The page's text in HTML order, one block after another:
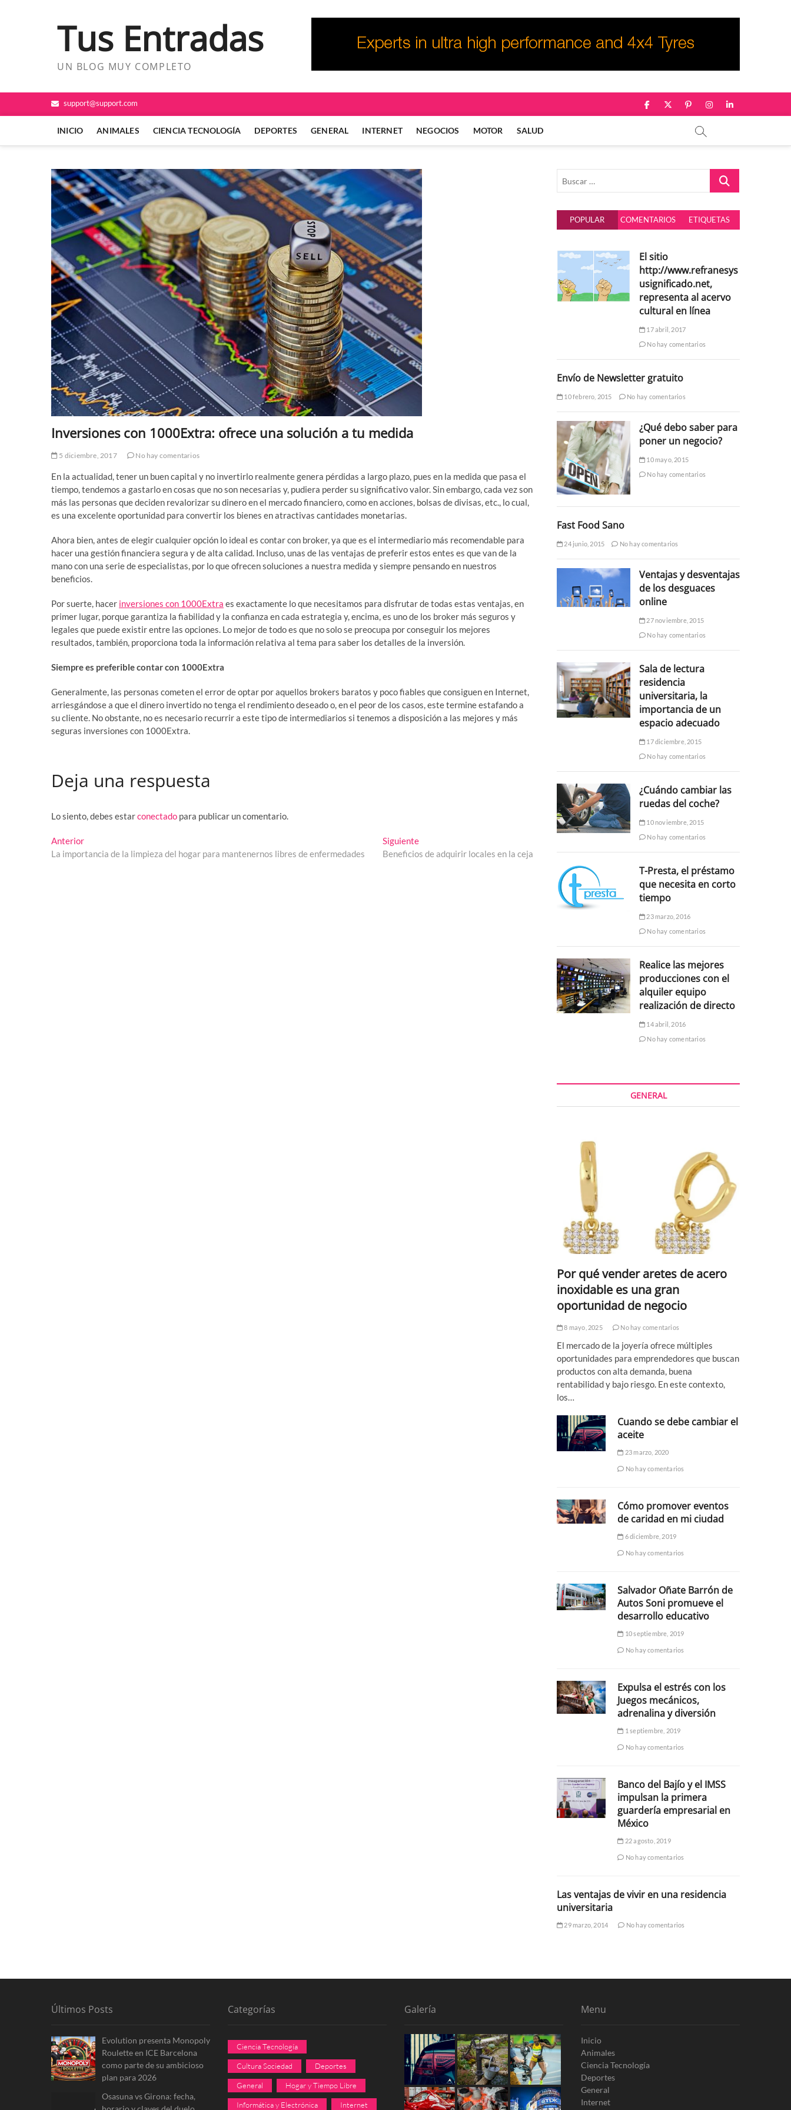
Tus Entradas
UN BLOG MUY COMPLETO
support@support.com facebook
twitter
pinterest
instagram
linkedin
INICIO ANIMALES CIENCIA TECNOLOGÍA DEPORTES GENERAL INTERNET NEGOCIOS MOTOR SALUD
Inversiones con 1000Extra: ofrece una solución a tu medida
5 diciembre, 2017 No hay comentarios
En la actualidad, tener un buen capital y no invertirlo realmente genera pérdidas a largo plazo, pues en la medida que pasa el
tiempo, tendemos a gastarlo en cosas que no son necesarias y, pudiera perder su significativo valor. Sin embargo, cada vez son
más las personas que deciden revalorizar su dinero en el mercado financiero, como en acciones, bolsas de divisas, etc., lo cual,
es una excelente oportunidad para convertir los bienes en atractivas cantidades monetarias.
Ahora bien, antes de elegir cualquier opción lo ideal es contar con broker, ya que es el intermediario más recomendable para
hacer una gestión financiera segura y de alta calidad. Incluso, unas de las ventajas de preferir estos entes es que van de la
mano con una serie de especialistas, por lo que ofrecen soluciones a nuestra medida y siempre pensando en nuestros
beneficios.
Por suerte, hacer inversiones con 1000Extra es exactamente lo que necesitamos para disfrutar de todas estas ventajas, en
primer lugar, porque garantiza la fiabilidad y la confianza en cada estrategia y, encima, es uno de los broker más seguros y
legales que puede existir entre las opciones. Lo mejor de todo es que no solo se preocupa por conseguir los mejores
resultados, también, proporciona toda la información relativa al tema para saber los detalles de la inversión.
Siempre es preferible contar con 1000Extra
Generalmente, las personas cometen el error de optar por aquellos brokers baratos y poco fiables que consiguen en Internet,
arriesgándose a que el dinero invertido no tenga el rendimiento deseado o, en el peor de los casos, este termine estafando a
su cliente. No obstante, no es necesario recurrir a este tipo de intermediarios si tenemos a disposición a las mejores y más
seguras inversiones con 1000Extra.
Deja una respuesta
Lo siento, debes estarconectado para publicar un comentario.
Navegación
de
AnteriorEntrada
anterior:
La importancia de la limpieza del hogar para mantenernos libres de enfermedades
SiguienteEntrada
siguiente:
Beneficios de adquirir locales en la ceja
Buscar
POPULAR COMENTARIOS ETIQUETAS
El sitio
http://www.refranesys
usignificado.net,
representa al acervo
cultural en línea
17 abril, 2017
No hay comentarios
Envío de Newsletter gratuito
10 febrero, 2015 No hay comentarios
¿Qué debo saber para
poner un negocio?
10 mayo, 2015
No hay comentarios
Fast Food Sano
24 junio, 2015 No hay comentarios
Ventajas y desventajas
de los desguaces
online
27 noviembre, 2015
No hay comentarios
Sala de lectura
residencia
universitaria, la
importancia de un
espacio adecuado
17 diciembre, 2015
No hay comentarios
¿Cuándo cambiar las
ruedas del coche?
10 noviembre, 2015
No hay comentarios
T-Presta, el préstamo
que necesita en corto
tiempo
23 marzo, 2016
No hay comentarios
Realice las mejores
producciones con el
alquiler equipo
realización de directo
14 abril, 2016
No hay comentarios
GENERAL
Por qué vender aretes de acero
inoxidable es una gran
oportunidad de negocio
8 mayo, 2025 No hay comentarios
El mercado de la joyería ofrece múltiples
oportunidades para emprendedores que buscan
productos con alta demanda, buena
rentabilidad y bajo riesgo. En este contexto,
los…
Cuando se debe cambiar el
aceite
23 marzo, 2020
No hay comentarios
Cómo promover eventos
de caridad en mi ciudad
6 diciembre, 2019
No hay comentarios
Salvador Oñate Barrón de
Autos Soni promueve el
desarrollo educativo
10 septiembre, 2019
No hay comentarios
Expulsa el estrés con los
Juegos mecánicos,
adrenalina y diversión
1 septiembre, 2019
No hay comentarios
Banco del Bajío y el IMSS
impulsan la primera
guardería empresarial en
México
22 agosto, 2019
No hay comentarios
Las ventajas de vivir en una residencia
universitaria
29 marzo, 2014 No hay comentarios
Últimos Posts
Evolution presenta Monopoly
Roulette en ICE Barcelona
como parte de su ambicioso
plan para 2026
Osasuna vs Girona: fecha,
Categorías
Ciencia Tecnología
Cultura Sociedad Deportes
General Hogar y Tiempo Libre
Informática y Electrónica Internet
Galería Menu
Inicio
Animales
Ciencia Tecnología
Deportes
General
Internet